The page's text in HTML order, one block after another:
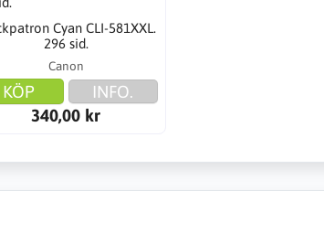
Cyan CLI-581XXL.
296 sid.
Canon
KÖP
INFO.
340,00 kr